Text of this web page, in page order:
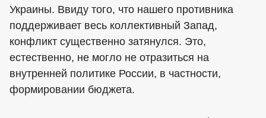
Украины. Ввиду того, что нашего противника
поддерживает весь коллективный Запад,
конфликт существенно затянулся. Это,
естественно, не могло не отразиться на
внутренней политике России, в частности,
формировании бюджета.